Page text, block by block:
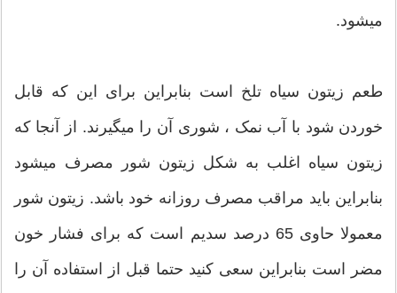
میشود.
طعم زیتون سیاه تلخ است بنابراین برای این که قابل
خوردن شود با آب نمک ، شوری آن را میگیرند. از آنجا که
زیتون سیاه اغلب به شکل زیتون شور مصرف میشود
بنابراین باید مراقب مصرف روزانه خود باشد. زیتون شور
معمولا حاوی 65 درصد سدیم است که برای فشار خون
مضر است بنابراین سعی کنید حتما قبل از استفاده آن را